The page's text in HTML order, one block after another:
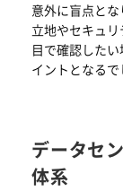
意外に盲点とな
立地やセキュ
目で確認した
イントとなるで
データセ
体系